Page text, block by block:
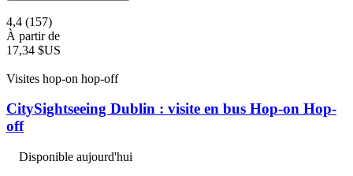
4,4 (157)
À partir de
17,34 $US
Visites hop-on hop-off
CitySightseeing Dublin : visite en bus Hop-on Hop-
off
Disponible aujourd'hui